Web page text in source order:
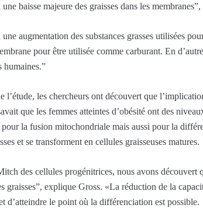
baisse majeure des graisses dans les
augmentation des substances grasses utilisées
pour être utilisée comme carburant. En
humaines.”
l’étude, les chercheurs ont découvert que
que les femmes atteintes d’obésité ont des
la fusion mitochondriale mais aussi pour la
et se transforment en cellules graisseuses matures.
des cellules progénitrices, nous avons découvert
graisses”, explique Gross. «La réduction de la
d’atteindre le point où la différenciation est possible.